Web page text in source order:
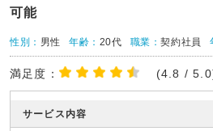
可能
性別： 男性 年齢： 20代 職業：契約社員
満足度： (4.8 /
サービス内容